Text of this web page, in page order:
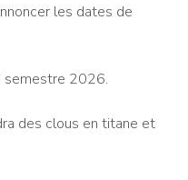
les dates de
semestre 2026.
des clous en titane et